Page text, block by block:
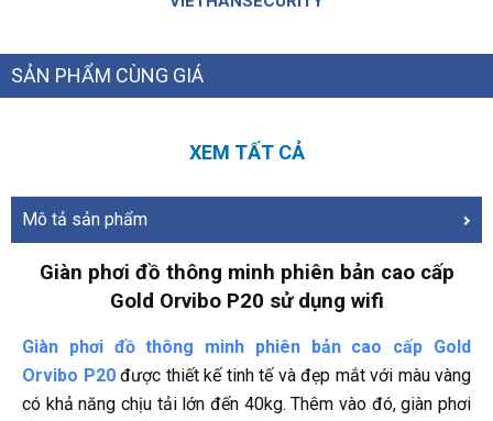
SẢN PHẨM CÙNG GIÁ
XEM TẤT CẢ
Mô tả sản phẩm
Giàn phơi đồ thông minh phiên bản cao cấp
Gold Orvibo P20 sử dụng wifi
Giàn phơi đồ thông minh phiên bản cao cấp Gold
Orvibo P20được thiết kế tinh tế và đẹp mắt với màu vàng
có khả năng chịu tải lớn đến 40kg. Thêm vào đó, giàn phơi